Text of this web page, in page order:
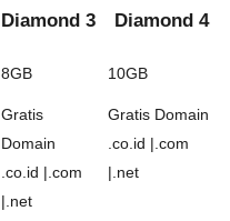
Diamond 3
Diamond 4
8GB 10GB
Gratis
Domain
.co.id |.com
|.net
Gratis Domain
.co.id |.com
|.net